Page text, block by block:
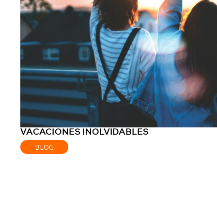
VACACIONES INOLVIDABLES
BLOG